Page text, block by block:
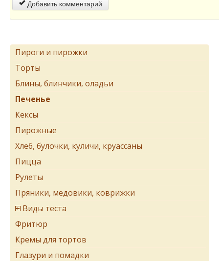
Добавить комментарий
Пироги и пирожки
Торты
Блины, блинчики, оладьи
Печенье
Кексы
Пирожные
Хлеб, булочки, куличи, круассаны
Пицца
Рулеты
Пряники, медовики, коврижки
Виды теста
Фритюр
Кремы для тортов
Глазури и помадки